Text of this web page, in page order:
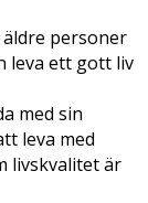
personer
leva ett gott liv
med sin
leva med
livskvalitet är